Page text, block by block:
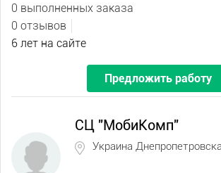
0 выполненных заказа
0 отзывов
6 лет на сайте
Предложить работу
СЦ "МобиКомп"
Украина